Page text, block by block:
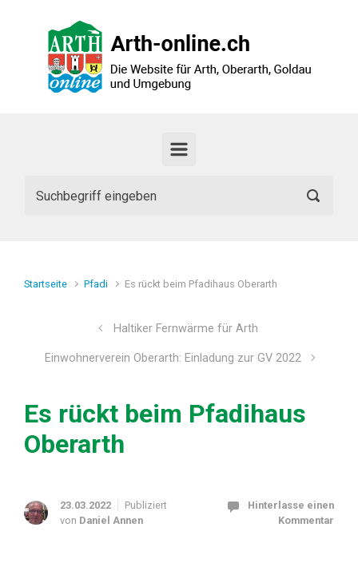
Startseite Pfadi Es rückt beim Pfadihaus Oberarth
Haltiker Fernwärme für Arth
Einwohnerverein Oberarth: Einladung zur GV 2022
Es rückt beim Pfadihaus
Oberarth
23.03.2022
Publiziert
von Daniel Annen
Hinterlasse einen
Kommentar